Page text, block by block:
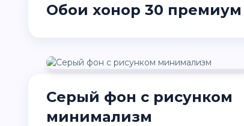
Обои хонор 30 премиум
Серый фон с рисунком
минимализм